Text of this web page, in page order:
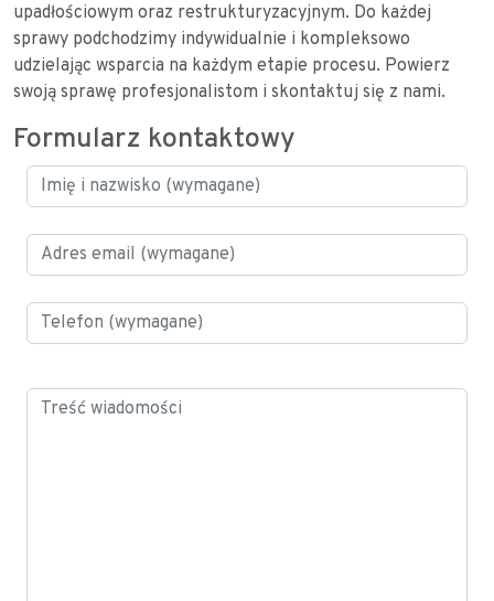
upadłościowym oraz restrukturyzacyjnym. Do każdej
sprawy podchodzimy indywidualnie i kompleksowo
udzielając wsparcia na każdym etapie procesu. Powierz
swoją sprawę profesjonalistom i skontaktuj się z nami.
Formularz kontaktowy